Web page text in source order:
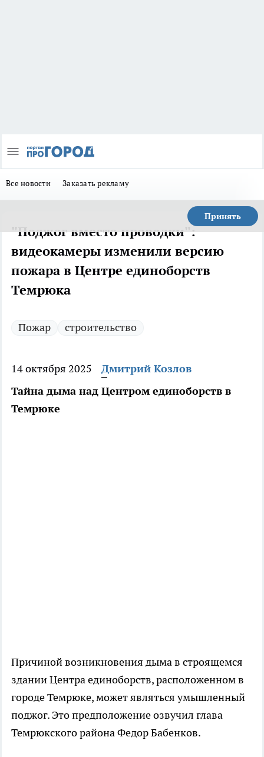
Все новости Заказать рекламу
Принять
"Поджог вместо проводки":
видеокамеры изменили версию
пожара в Центре единоборств
Темрюка
Пожар строительство
14 октября 2025
Дмитрий Козлов
Тайна дыма над Центром единоборств в
Темрюке
Причиной возникновения дыма в строящемся
здании Центра единоборств, расположенном в
городе Темрюке, может являться умышленный
поджог. Это предположение озвучил глава
Темрюкского района Федор Бабенков.